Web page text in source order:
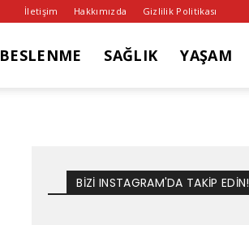
İletişim Hakkımızda Gizlilik Politikası
BESLENME SAĞLIK YAŞAM
BİZİ INSTAGRAM'DA TAKİP EDİN!